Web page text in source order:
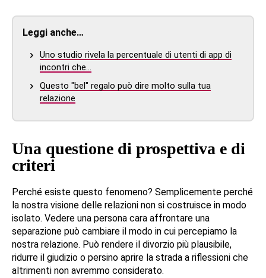
Leggi anche…
Uno studio rivela la percentuale di utenti di app di
incontri che…
Questo "bel" regalo può dire molto sulla tua
relazione
Una questione di prospettiva e di
criteri
Perché esiste questo fenomeno? Semplicemente perché
la nostra visione delle relazioni non si costruisce in modo
isolato. Vedere una persona cara affrontare una
separazione può cambiare il modo in cui percepiamo la
nostra relazione. Può rendere il divorzio più plausibile,
ridurre il giudizio o persino aprire la strada a riflessioni che
altrimenti non avremmo considerato.